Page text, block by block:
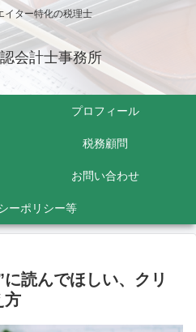
イター特化の税理士
会計士事務所
プロフィール
税務顧問
お問い合わせ
ーポリシー等
読んでほしい、クリ
方